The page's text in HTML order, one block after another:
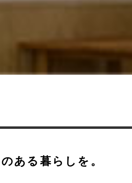
のある暮らしを。